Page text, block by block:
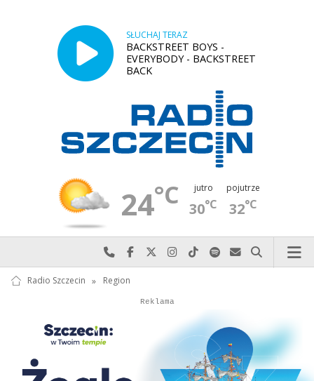
SŁUCHAJ TERAZ
BACKSTREET BOYS -
EVERYBODY - BACKSTREET
BACK
24°C jutro
30°C
pojutrze
32°C
Najlepiej po prostu do nas zadzwoń
Odwiedź nas na Facebook-u
Odwiedź nas na X
Odwiedź nas na Instagram-ie
Odwiedź nas na TikTok-u
Szukaj nas na Spotify
Wyślij do nas
Szukaj
Radio Szczecin » Region
Autopromocja
Reklama